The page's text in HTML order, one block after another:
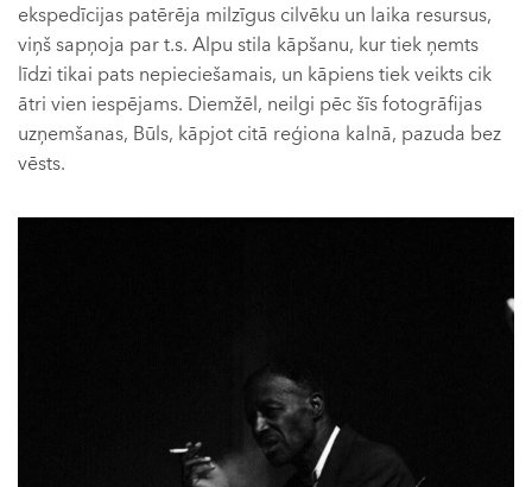
ekspedīcijas patērēja milzīgus cilvēku un laika resursus,
viņš sapņoja par t.s. Alpu stila kāpšanu, kur tiek ņemts
līdzi tikai pats nepieciešamais, un kāpiens tiek veikts cik
ātri vien iespējams. Diemžēl, neilgi pēc šīs fotogrāfijas
uzņemšanas, Būls, kāpjot citā reģiona kalnā, pazuda bez
vēsts.